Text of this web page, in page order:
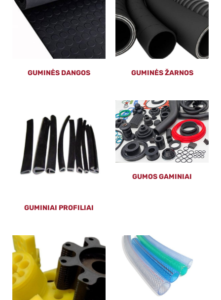
GUMINĖS DANGOS GUMINĖS ŽARNOS
GUMINIAI PROFILIAI
GUMOS GAMINIAI